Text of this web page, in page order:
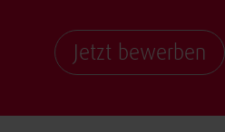
Jetzt bewerben